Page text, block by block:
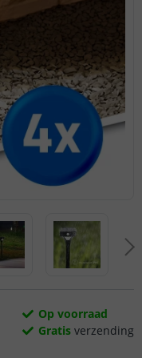
Op voorraad
Gratis verzending